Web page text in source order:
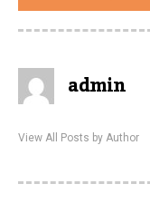
admin
View All Posts by Author